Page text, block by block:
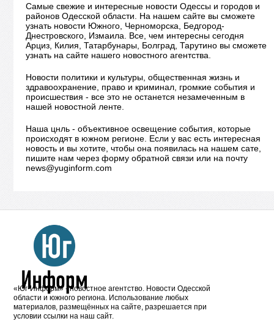
Самые свежие и интересные новости Одессы и городов и
районов Одесской области. На нашем сайте вы сможете
узнать новости Южного, Черноморска, Бедгород-
Днестровского, Измаила. Все, чем интересны сегодня
Арциз, Килия, Татарбунары, Болград, Тарутино вы сможете
узнать на сайте нашего новостного агентства.
Новости политики и культуры, общественная жизнь и
здравоохранение, право и криминал, громкие события и
происшествия - все это не останется незамеченным в
нашей новостной ленте.
Наша цнль - объективное освещение события, которые
происходят в южном регионе. Если у вас есть интересная
новость и вы хотите, чтобы она появилась на нашем сате,
пишите нам через форму обратной связи или на почту
news@yuginform.com
«Юг-Информ» - новостное агентство. Новости Одесской
области и южного региона. Использование любых
материалов, размещённых на сайте, разрешается при
условии ссылки на наш сайт.